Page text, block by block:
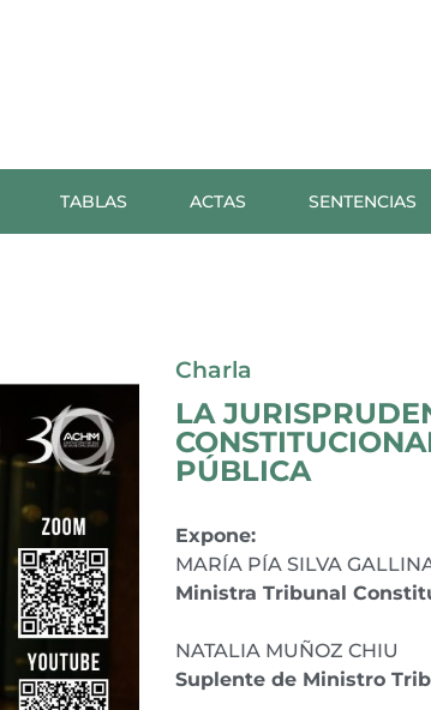
TABLAS ACTAS SENTENCIAS
Charla
LA
PÚBLICA
Expone:
MARÍA PÍA SILVA
Ministra Tribunal
NATALIA MUÑOZ CHIU
Suplente de Ministro